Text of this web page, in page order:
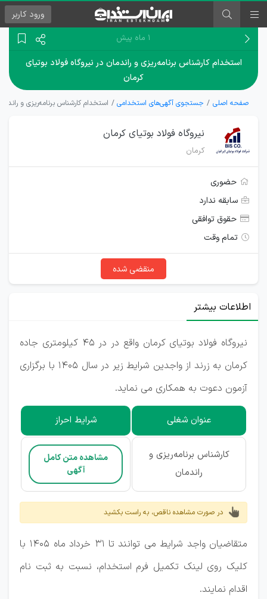
ورود کاربر
۱ ماه پیش
استخدام کارشناس برنامه‌ریزی و راندمان در نیروگاه فولاد بوتیای
کرمان
صفحه اصلی جستجوی آگهی‌های استخدامی استخدام کارشناس برنامه‌ریزی و
نیروگاه فولاد بوتیای کرمان
کرمان
حضوری
سابقه ندارد
حقوق توافقی
تمام وقت
منقضی شده
اطلاعات بیشتر
نیروگاه فولاد بوتیای کرمان واقع در در 45 کیلومتری جاده
کرمان به زرند از واجدین شرایط زیر در سال 1405 با برگزاری
آزمون دعوت به همکاری می نماید.
عنوان شغلی شرایط احراز
کارشناس برنامه‌ریزی و
راندمان
مشاهده متن کامل
آگهی
در صورت مشاهده ناقص، به راست بکشید
متقاضیان واجد شرایط می توانند تا 31 خرداد ماه 1405 با
کلیک روی لینک تکمیل فرم استخدام، نسبت به ثبت نام
اقدام نمایند.